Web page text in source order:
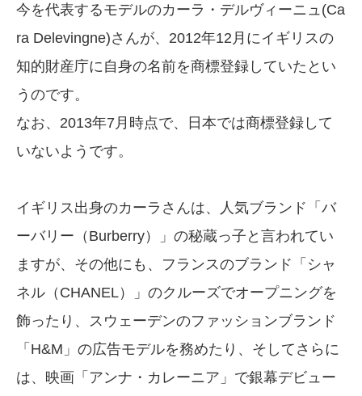
今を代表するモデルのカーラ・デルヴィーニュ(Ca
ra Delevingne)さんが、2012年12月にイギリスの
知的財産庁に自身の名前を商標登録していたとい
うのです。
なお、2013年7月時点で、日本では商標登録して
いないようです。
イギリス出身のカーラさんは、人気ブランド「バ
ーバリー（Burberry）」の秘蔵っ子と言われてい
ますが、その他にも、フランスのブランド「シャ
ネル（CHANEL）」のクルーズでオープニングを
飾ったり、スウェーデンのファッションブランド
「H&M」の広告モデルを務めたり、そしてさらに
は、映画「アンナ・カレーニア」で銀幕デビュー